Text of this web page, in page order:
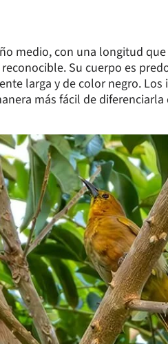
medio, con una longitud
Su cuerpo es
larga y de color negro.
más fácil de